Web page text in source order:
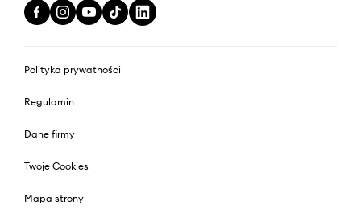
Polityka prywatności
Regulamin
Dane firmy
Twoje Cookies
Mapa strony